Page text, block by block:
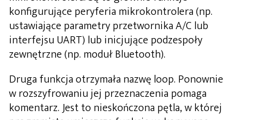
konfigurujące peryferia mikrokontrolera (np.
ustawiające parametry przetwornika A/C lub
interfejsu UART) lub inicjujące podzespoły
zewnętrzne (np. moduł Bluetooth).
Druga funkcja otrzymała nazwę loop. Ponownie
w rozszyfrowaniu jej przeznaczenia pomaga
komentarz. Jest to nieskończona pętla, w której